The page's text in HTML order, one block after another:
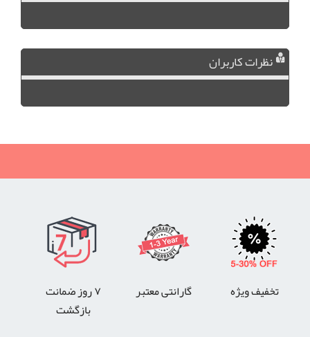
نظرات کاربران
تخفیف ویژه گارانتی معتبر
۷ روز ضمانت
بازگشت